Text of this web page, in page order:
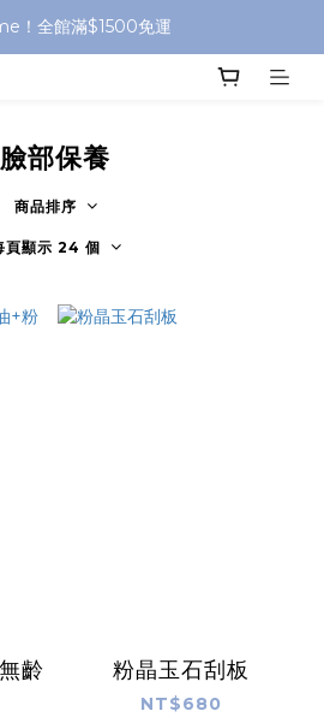
！全館滿$1500免運
臉部保養
商品排序
頁顯示 24 個
齡
粉晶玉石刮板
NT$680